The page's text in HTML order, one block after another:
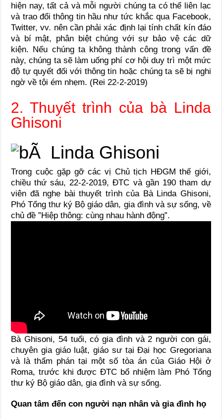
hiện nay, tất cả và mỗi người chúng ta có thể liên lạc
và trao đổi thông tin hầu như tức khắc qua Facebook,
Twitter, vv. nên cần phải xác định lại tính chất kín đáo
và bí mật, phân biệt chúng với sự bảo vệ các dữ
kiện. Nếu chúng ta không thành công trong vấn đề
này, chúng ta sẽ làm uống phí cơ hội duy trì một mức
độ tự quyết đối với thông tin hoặc chúng ta sẽ bị nghi
ngờ về tội ém nhẹm. (Rei 22-2-2019)
2. Thuyết trình của bà Linda
Ghisoni
Trong cuộc gặp gỡ các vị Chủ tịch HĐGM thế giới,
chiều thứ sáu, 22-2-2019, ĐTC và gần 190 tham dự
viên đã nghe bài thuyết trình của Bà Linda Ghisoni,
Phó Tổng thư ký Bộ giáo dân, gia đình và sự sống, về
chủ đề ”Hiệp thông: cùng nhau hành động”.
Bà Ghisoni, 54 tuổi, có gia đình và 2 người con gái,
chuyên gia giáo luật, giáo sư tại Đại học Gregoriana
và là thẩm phán tại một số tòa án của Giáo Hội ở
Roma, trước khi được ĐTC bổ nhiệm làm Phó Tổng
thư ký Bộ giáo dân, gia đình và sự sống.
Quan tâm đến con người nạn nhân và gia đình họ